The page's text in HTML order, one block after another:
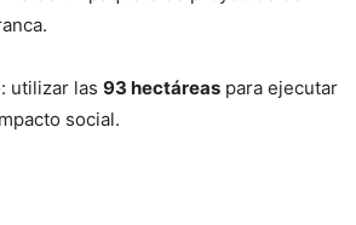
utilizar las 93 hectáreas para ejecutar
social.